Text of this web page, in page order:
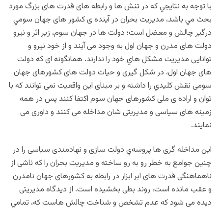
با توجه به نتایجي که در تنش ها و رابطه های قدرت های بزرگ مورد
بحث مي باشد، مدیریت بحران در آینده ی کشور های جهان سومي
درگیر چالش و معضل است؛ دولت ها در جهان سوم، زیر اثر و نیرو
دولت های مدرن و جهان اول به وجود می آیند و از خود نیرو و
توانایی مدیریت مشکل هاي خود را ندارند. همانگونه ای که دولت
های جهان اول، در شکل گیری و حیات دولت های کشورهای جهان
سومی نقش کلیدي را داشته و بر مبنای این واقعيت نمی توانند که با
توان و اراده ی ملی کشورهای جهان سوم اکتفا کنند پس در همه
زمینه های سیاسی و مدیریتی شان مداخله می کنند و داوری می
نمایند.
این مداخله گری ها پروسه‌ي دولت سازی و نهادمندی سیاسی را در
چنین جوامع به خطر رو به رو ساخته و مدیریت بحران را که ناشی از
ناهماهنگی قدرت های ابر ابزار در رابطه به کشورهای جهان نامدرن
و عقب مانده است، روند بطی بخشیده است. از دیدگاه مدیریتی
دیده می شود که عدم تشخص و شناخت چالش هاست که، تمامي